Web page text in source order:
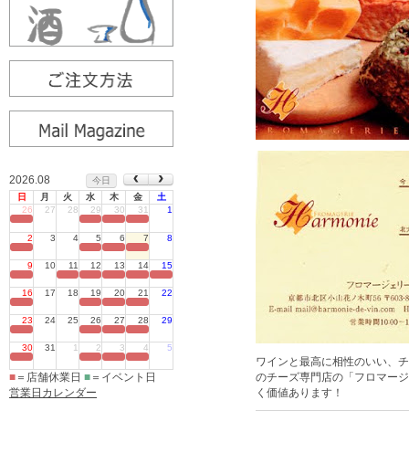
2026.08
今日
日
月 火 水 木 金
土
26
27 28 29 30 31 1
2 3 4 5 6 7 8
9 10 11 12 13 14 15
16 17 18 19 20 21 22
23 24 25 26 27 28 29
30 31 1 2 3 4 5
■ ＝店舗休業日 ■ ＝イベント日
営業日カレンダー
ワインと最高に相性のいい、
のチーズ専門店の「フロマー
く価値あります！